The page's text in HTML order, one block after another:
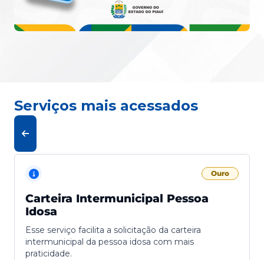
Serviços mais acessados
Ouro
Carteira Intermunicipal Pessoa
Idosa
Esse serviço facilita a solicitação da carteira
intermunicipal da pessoa idosa com mais
praticidade.